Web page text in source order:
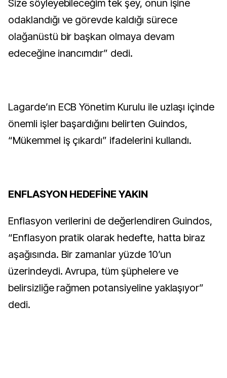
Size söyleyebileceğim tek şey, onun işine
odaklandığı ve görevde kaldığı sürece
olağanüstü bir başkan olmaya devam
edeceğine inancımdır” dedi.
Lagarde’ın ECB Yönetim Kurulu ile uzlaşı içinde
önemli işler başardığını belirten Guindos,
“Mükemmel iş çıkardı” ifadelerini kullandı.
ENFLASYON HEDEFİNE YAKIN
Enflasyon verilerini de değerlendiren Guindos,
“Enflasyon pratik olarak hedefte, hatta biraz
aşağısında. Bir zamanlar yüzde 10’un
üzerindeydi. Avrupa, tüm şüphelere ve
belirsizliğe rağmen potansiyeline yaklaşıyor”
dedi.